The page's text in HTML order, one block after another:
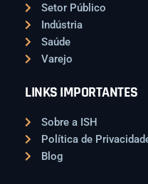
Setor Público
Indústria
Saúde
Varejo
LINKS IMPORTANTES
Sobre a ISH
Política de
Blog